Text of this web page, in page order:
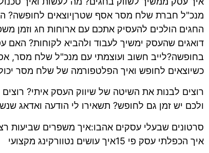
מנכ"ל חברת שלח מסר אסף שטרןיוצאים לחופשה?
החגים הולכים להעסיק אתכם עם ארוחות חג וזמן
דואגים שהעסק ימשיך לעבוד ולהביא לקוחות?
בחופשה?לייב חשוב ועוצמתי עם מנכ"ל שלח מסר,
כשיוצאים לחופש ואיך הפלטפורמה של שלח מסר
רוצים לבנות את השיטה של שיווק העסק איתי?
ולכם יש זמן גם לחופש? תשאירו לי הודעה ואדאג
סרטונים שבעלי עסקים אהבו:איך משפרים שביעות
איך הכפלתי עסק פי 15איך עושים נטוורקינג מקצועי